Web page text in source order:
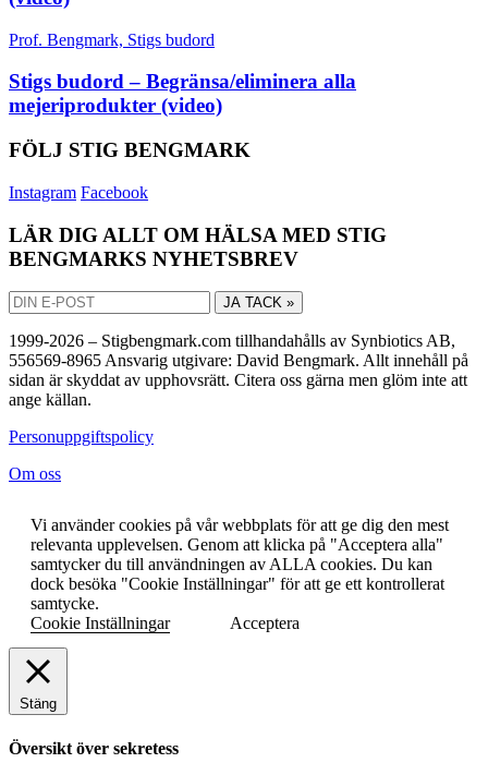
Prof. Bengmark, Stigs budord
Stigs budord – Begränsa/eliminera alla
mejeriprodukter (video)
FÖLJ STIG BENGMARK
Instagram Facebook
LÄR DIG ALLT OM HÄLSA MED STIG
BENGMARKS NYHETSBREV
JA TACK »
1999-2026 – Stigbengmark.com tillhandahålls av Synbiotics AB,
556569-8965 Ansvarig utgivare: David Bengmark. Allt innehåll på
sidan är skyddat av upphovsrätt. Citera oss gärna men glöm inte att
ange källan.
Personuppgiftspolicy
Om oss
Vi använder cookies på vår webbplats för att ge dig den mest
relevanta upplevelsen. Genom att klicka på "Acceptera alla"
samtycker du till användningen av ALLA cookies. Du kan
dock besöka "Cookie Inställningar" för att ge ett kontrollerat
samtycke.
Cookie Inställningar
Acceptera
Stäng
Översikt över sekretess